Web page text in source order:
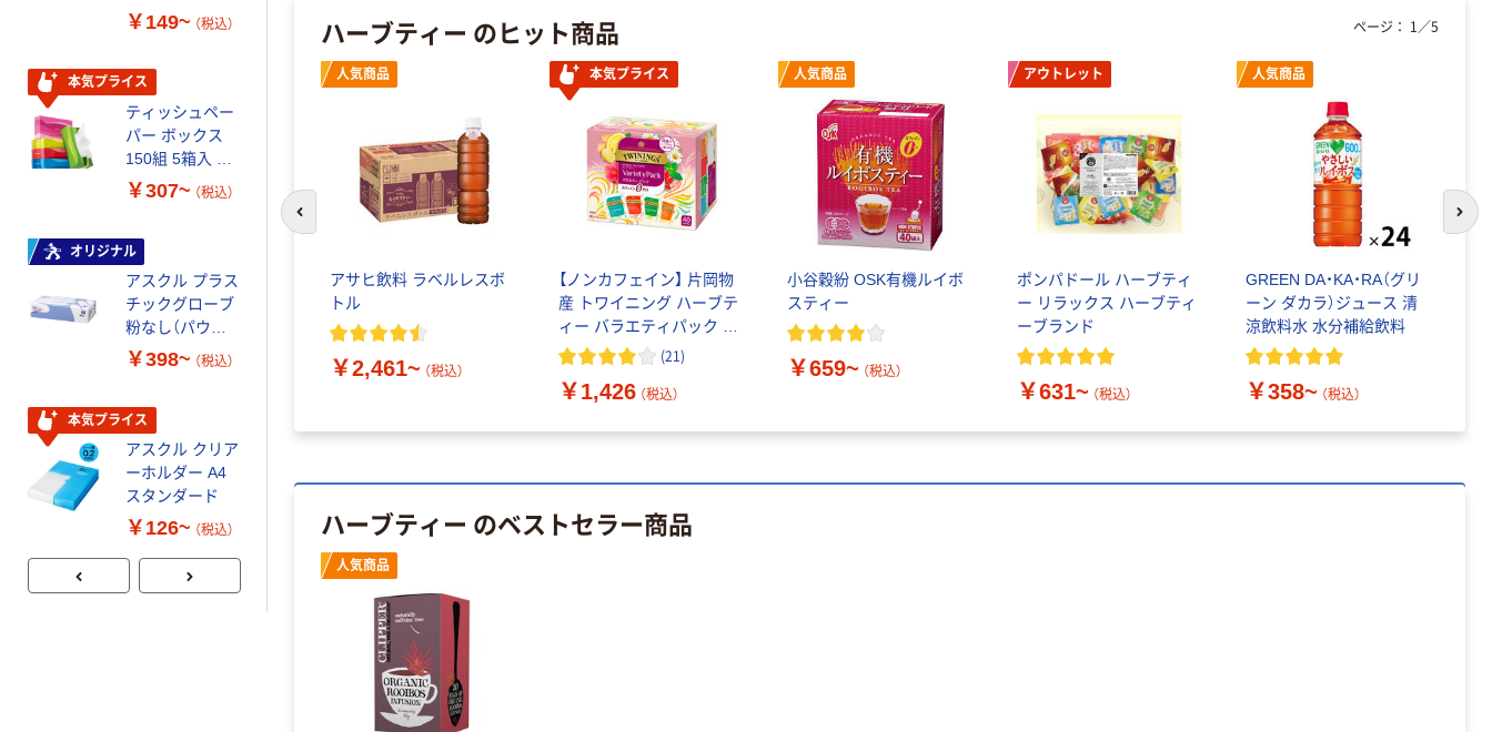
ハーブティー のヒット商品
人気商品
アサヒ飲料 ラベルレスボ
トル
￥2,461~ （税込）
本気プライス
【ノンカフェイン】 片岡物
産 トワイニング ハーブテ
ィー バラエティパック 1
箱（40バッグ入）
(21)
￥1,426 （税込）
人気商品
小谷穀紛 OSK有機ルイボ
スティー
￥659~ （税込）
アウトレット
ポンパドール ハーブティ
ー リラックス ハーブティ
ーブランド
￥631~ （税込）
人気商品
GREEN DA・KA・RA（グリ
ーン ダカラ）ジュース 清
涼飲料水 水分補給飲料
￥358~ （税込）
ページ： 1 ／5
前のスライドへ 次
ハーブティー のベストセラー商品
人気商品
FSC認証 シング
￥149~ （税込）
本気プライス
ティッシュペー
パー ボックス
150組 5箱入 ア
スクル スマート
証
￥307~ （税込）
オリジナル
アスクル プラス
チックグローブ
粉なし（パウダ
ーフリー）
￥398~ （税込）
本気プライス
アスクル クリア
ーホルダー A4
スタンダード
￥126~ （税込）
￥149~ （税込）
本気プライス
さしい やわらか
いマスク
￥458~ （税込）
ペーパータオル
再生紙 200枚
クルオリジナル
￥143~ （税込）
共同企画 トイ
レクリーナー
トイレシート
オリジナル
￥330~ （税込）
付き／2Lラベル
レス 10本
￥1,037~
（税込）
本気プライス
ペーパータオル
中判 バージンパ
ルプ100％ 200
枚入 PEFC認証
シングル アスク
￥156~ （税込）
オリジナル
【アスクル限定】
ファーストレイ
ト ニトリルグ
ローブ ホワイ
ト 粉なし（パ
本気プライス
ト ホワイト紙コ
ップ
PEFC認証
オリジナル
【アスクル限定】
ファーストレイ
ト ニトリルグ
ローブ ブル
ー 粉なし（パ
ウダーフリー）
￥698~ （税込）
サントリー 天然
水 ミネラルウォ
ーター ペットボ
￥686~
ル 大王製紙共同
￥149~ （税込）
本気プライス
ティッシュペー
パー ボックス
150組 5箱入 ア
スクル スマート
コンパクト ビ
ビッド PEFC認
証
￥307~
オリジナル
アスクル プラス
チックグローブ
粉なし（パウダ
ーフリー）
￥398~